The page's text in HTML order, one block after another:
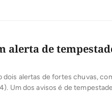
alerta de
dois alertas de fortes chuvas,
Um dos avisos é de